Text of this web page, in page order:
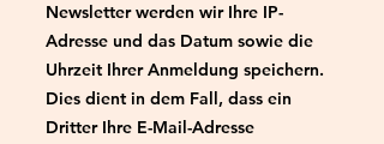
Newsletter werden wir Ihre IP-
Adresse und das Datum sowie die
Uhrzeit Ihrer Anmeldung speichern.
Dies dient in dem Fall, dass ein
Dritter Ihre E-Mail-Adresse